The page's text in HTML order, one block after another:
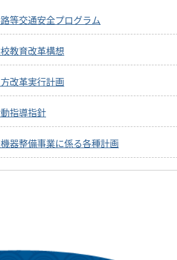
等交通安全プログラム
教育改革構想
改革実行計画
指導指針
器整備事業に係る各種計画